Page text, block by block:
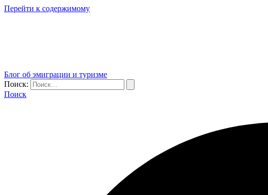
Перейти к содержимому
Блог об эмиграции и туризме
Поиск:
Поиск